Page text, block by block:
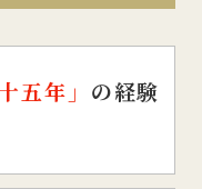
五年」 の経験